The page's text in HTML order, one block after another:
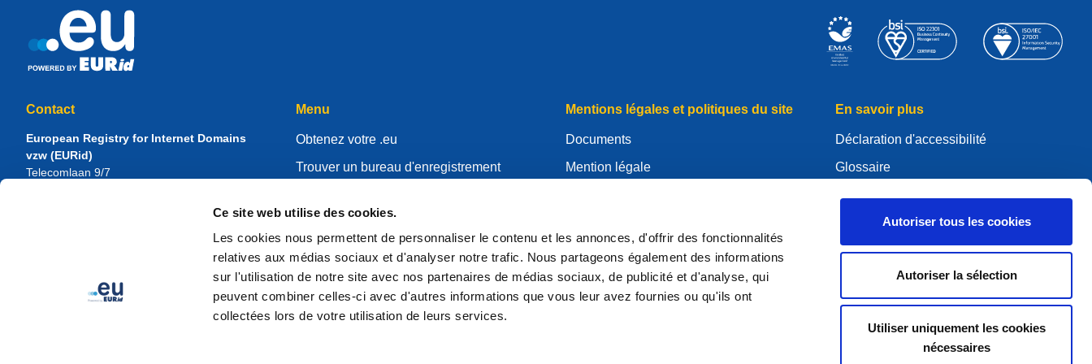
Ce site web utilise des cookies.
Les cookies nous permettent de personnaliser le contenu et les annonces, d'offrir des fonctionnalités
relatives aux médias sociaux et d'analyser notre trafic. Nous partageons également des informations
sur l'utilisation de notre site avec nos partenaires de médias sociaux, de publicité et d'analyse, qui
peuvent combiner celles-ci avec d'autres informations que vous leur avez fournies ou qu'ils ont
collectées lors de votre utilisation de leurs services.
Autoriser tous les cookies
Autoriser la sélection
Utiliser uniquement les cookies
nécessaires
Contact
European Registry for Internet Domains
vzw (EURid)
Telecomlaan 9/7
RPR Brussel – VAT BE 0864.240.405
Relations presse : press@eurid.eu
Menu
Obtenez votre .eu
Trouver un bureau d'enregistrement
Centre de ressources
À propos d'EURid
Devenir registrar
Mentions légales et politiques du site
Documents
Mention légale
Politique relative aux cookies
Articles of Association
EURid Responsible Disclosure Policy
En savoir plus
Déclaration d'accessibilité
Glossaire
Mon compte .eu